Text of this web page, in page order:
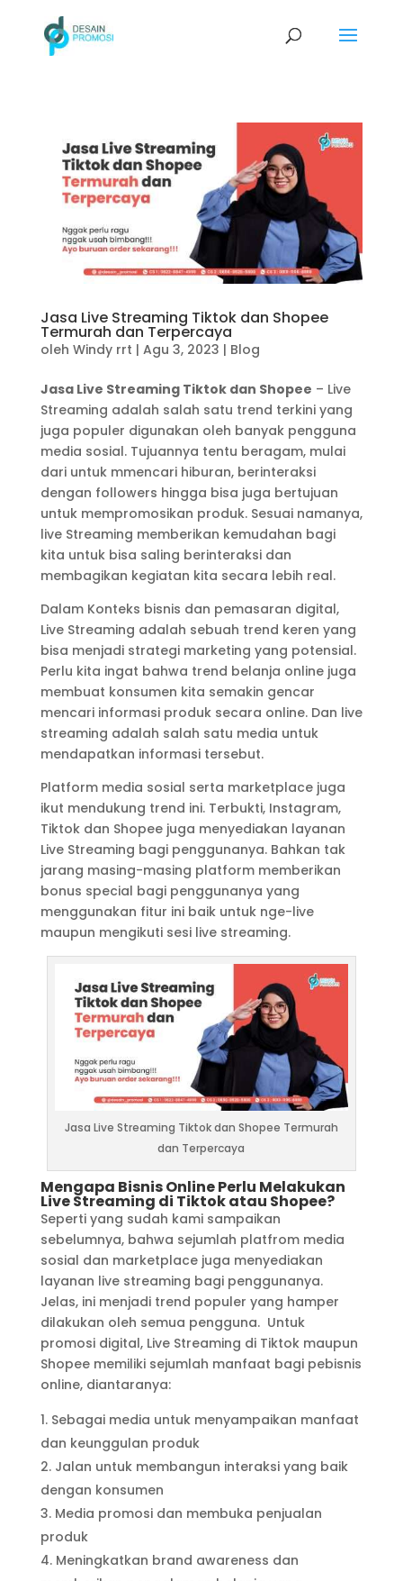
Jasa Live Streaming Tiktok dan Shopee
Termurah dan Terpercaya
oleh Windy rrt | Agu 3, 2023 | Blog
Jasa Live Streaming Tiktok dan Shopee – Live
Streaming adalah salah satu trend terkini yang
juga populer digunakan oleh banyak pengguna
media sosial. Tujuannya tentu beragam, mulai
dari untuk mmencari hiburan, berinteraksi
dengan followers hingga bisa juga bertujuan
untuk mempromosikan produk. Sesuai namanya,
live Streaming memberikan kemudahan bagi
kita untuk bisa saling berinteraksi dan
membagikan kegiatan kita secara lebih real.
Dalam Konteks bisnis dan pemasaran digital,
Live Streaming adalah sebuah trend keren yang
bisa menjadi strategi marketing yang potensial.
Perlu kita ingat bahwa trend belanja online juga
membuat konsumen kita semakin gencar
mencari informasi produk secara online. Dan live
streaming adalah salah satu media untuk
mendapatkan informasi tersebut.
Platform media sosial serta marketplace juga
ikut mendukung trend ini. Terbukti, Instagram,
Tiktok dan Shopee juga menyediakan layanan
Live Streaming bagi penggunanya. Bahkan tak
jarang masing-masing platform memberikan
bonus special bagi penggunanya yang
menggunakan fitur ini baik untuk nge-live
maupun mengikuti sesi live streaming.
Jasa Live Streaming Tiktok dan Shopee Termurah
dan Terpercaya
Mengapa Bisnis Online Perlu Melakukan
Live Streaming di Tiktok atau Shopee?
Seperti yang sudah kami sampaikan
sebelumnya, bahwa sejumlah platfrom media
sosial dan marketplace juga menyediakan
layanan live streaming bagi penggunanya.
Jelas, ini menjadi trend populer yang hamper
dilakukan oleh semua pengguna. Untuk
promosi digital, Live Streaming di Tiktok maupun
Shopee memiliki sejumlah manfaat bagi pebisnis
online, diantaranya:
Sebagai media untuk menyampaikan manfaat
dan keunggulan produk
Jalan untuk membangun interaksi yang baik
dengan konsumen
Media promosi dan membuka penjualan
produk
Meningkatkan brand awareness dan